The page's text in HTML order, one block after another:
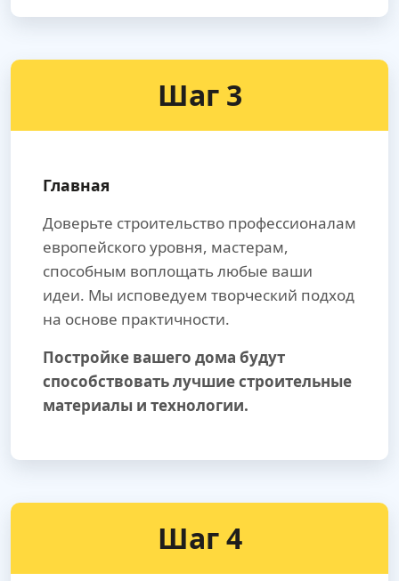
Шаг 3
Главная
Доверьте строительство профессионалам
европейского уровня, мастерам,
способным воплощать любые ваши
идеи. Мы исповедуем творческий подход
на основе практичности.
Постройке вашего дома будут
способствовать лучшие строительные
материалы и технологии.
Шаг 4